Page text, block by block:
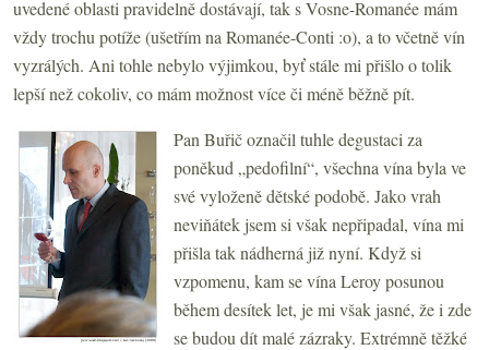
uvedené oblasti pravidelně dostávají, tak s Vosne-Romanée mám
vždy trochu potíže (ušetřím na Romanée-Conti :o), a to včetně vín
vyzrálých. Ani tohle nebylo výjimkou, byť stále mi přišlo o tolik
lepší než cokoliv, co mám možnost více či méně běžně pít.
Pan Buřič označil tuhle degustaci za
poněkud „pedofilní“, všechna vína byla ve
své vyloženě dětské podobě. Jako vrah
neviňátek jsem si však nepřipadal, vína mi
přišla tak nádherná již nyní. Když si
vzpomenu, kam se vína Leroy posunou
během desítek let, je mi však jasné, že i zde
se budou dít malé zázraky. Extrémně těžké